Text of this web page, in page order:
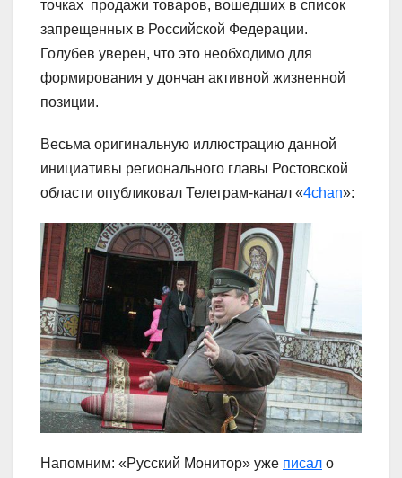
точках продажи товаров, вошедших в список
запрещенных в Российской Федерации.
Голубев уверен, что это необходимо для
формирования у дончан активной жизненной
позиции.
Весьма оригинальную иллюстрацию данной
инициативы регионального главы Ростовской
области опубликовал Телеграм-канал «4chan»:
Напомним: «Русский Монитор» уже писал о